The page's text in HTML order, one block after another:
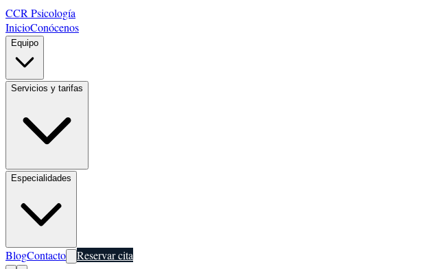
CCR Psicología
InicioConócenos
Equipo
Servicios y tarifas
Especialidades
BlogContacto Reservar cita